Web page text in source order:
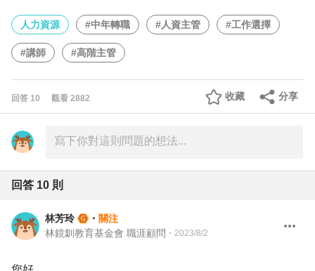
人力資源 #中年轉職 #人資主管 #工作選擇
#講師 #高階主管
回答 10 觀看 2882 分享
收藏
回答 10 則
林芳玲 ・ 關注
林鏡釧教育基金會 職涯顧問 ・ 2023/8/2